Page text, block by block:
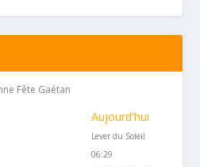
Fête Gaétan
Aujourd'hui
Lever du Soleil
06:29